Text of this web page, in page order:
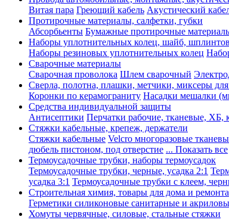
Витая пара Греющий кабель Акустический
Протирочные материалы, салфетки, губки
Абсорбьенты Бумажные протирочные
Наборы уплотнительных колец, шайб, шплинтов
Наборы резиновых уплотнительных колец
Сварочные материалы
Сварочная проволока Шлем сварочный
Сверла, полотна, плашки, метчики, миксеры для
Коронки по керамограниту Насадки мешалки
Средства индивидуальной защиты
Антисептики Перчатки рабочие, тканевые, ХБ,
Стяжки кабельные, крепеж, держатели
Стяжки кабельные Velcro многоразовые
дюбель пистоном, под отверстие ... Показать все
Термоусадочные трубки, наборы термоусадок
Термоусадочные трубки, черные, усадка 2:1
усадка 3:1 Термоусадочные трубки с клеем,
Строительная химия, товары для дома и ремонта
Герметики силиконовые санитарные и
Хомуты червячные, силовые, стальные стяжки